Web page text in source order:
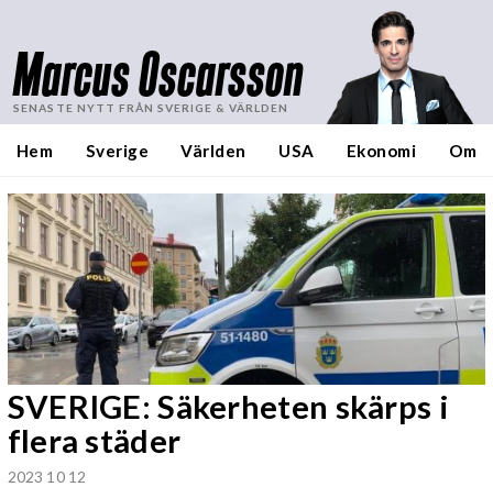
Marcus Oscarsson
SENASTE NYTT FRÅN SVERIGE & VÄRLDEN
Hem Sverige Världen USA Ekonomi Om
SVERIGE: Säkerheten skärps i
flera städer
2023 10 12